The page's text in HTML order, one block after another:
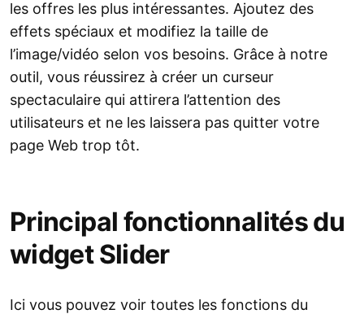
les offres les plus intéressantes. Ajoutez des
effets spéciaux et modifiez la taille de
l’image/vidéo selon vos besoins. Grâce à notre
outil, vous réussirez à créer un curseur
spectaculaire qui attirera l’attention des
utilisateurs et ne les laissera pas quitter votre
page Web trop tôt.
Principal fonctionnalités du
widget Slider
Ici vous pouvez voir toutes les fonctions du